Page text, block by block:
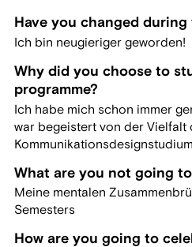
Have you changed
Ich bin neugieriger geworden!
Why did you choose to
programme?
Ich habe mich schon immer
war begeistert von der Vielfalt
What are you not going
Meine mentalen
Semesters
How are you going to